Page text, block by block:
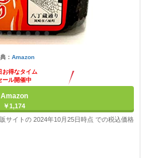
： Amazon
お得なタイム
ール開催中
Amazon
￥1,174
サイトの 2024年10月25日時点 での税込価格